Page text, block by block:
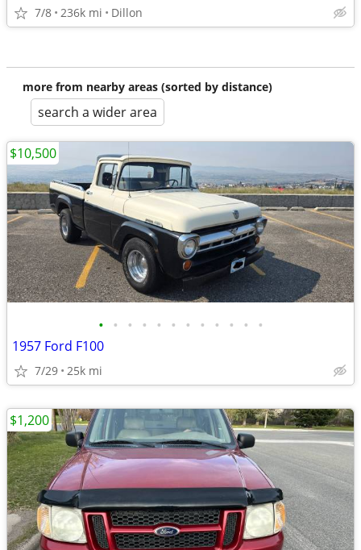
7/8 236k mi Dillon
more from nearby areas (sorted by distance)
search a wider area
• • • • • • • • • • • •
1957 Ford F100
7/29 25k mi
$10,500
$1,200